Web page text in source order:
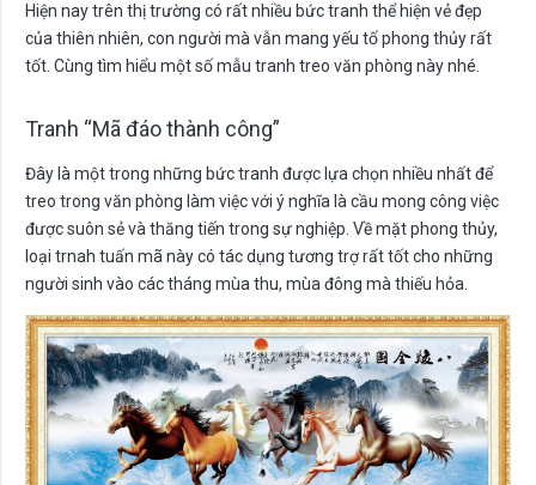
Hiện nay trên thị trường có rất nhiều bức tranh thể hiện vẻ đẹp
của thiên nhiên, con người mà vẫn mang yếu tố phong thủy rất
tốt. Cùng tìm hiểu một số mẫu tranh treo văn phòng này nhé.
Tranh “Mã đáo thành công”
Đây là một trong những bức tranh được lựa chọn nhiều nhất để
treo trong văn phòng làm việc với ý nghĩa là cầu mong công việc
được suôn sẻ và thăng tiến trong sự nghiệp. Về mặt phong thủy,
loại trnah tuấn mã này có tác dụng tương trợ rất tốt cho những
người sinh vào các tháng mùa thu, mùa đông mà thiếu hỏa.